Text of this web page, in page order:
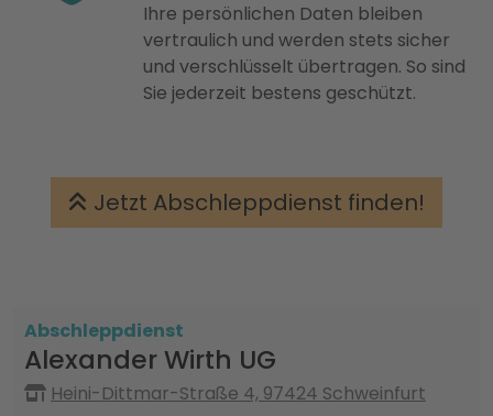
Ihre persönlichen Daten bleiben
vertraulich und werden stets sicher
und verschlüsselt übertragen. So sind
Sie jederzeit bestens geschützt.
Jetzt Abschleppdienst finden!
Abschleppdienst
Alexander Wirth UG
Heini-Dittmar-Straße 4, 97424 Schweinfurt